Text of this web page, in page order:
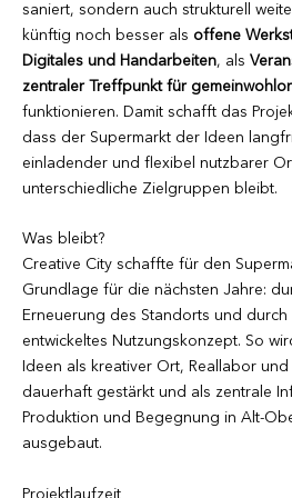
saniert, sondern auch strukturell
künftig noch besser als offene
Digitales und Handarbeiten, als
zentraler Treffpunkt für
funktionieren. Damit schafft das
dass der Supermarkt der Ideen
einladender und flexibel nutzbarer
unterschiedliche Zielgruppen bleibt.
Was bleibt?
Creative City schaffte für den
Grundlage für die nächsten Jahre:
Erneuerung des Standorts und durch
entwickeltes Nutzungskonzept. So
Ideen als kreativer Ort, Reallabor
dauerhaft gestärkt und als zentrale
Produktion und Begegnung in Alt-
ausgebaut.
Projektlaufzeit